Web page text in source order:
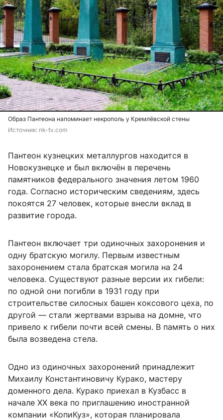
Образ Пантеона напоминает некрополь у Кремлёвской стены
Источник: nk-tv.com
Пантеон кузнецких металлургов находится в
Новокузнецке и был включён в перечень
памятников федерального значения летом 1960
года. Согласно историческим сведениям, здесь
покоятся 27 человек, которые внесли вклад в
развитие города.
Пантеон включает три одиночных захоронения и
одну братскую могилу. Первым известным
захоронением стала братская могила на 24
человека. Существуют разные версии их гибели:
по одной они погибли в 1931 году при
строительстве силосных башен коксового цеха, по
другой — стали жертвами взрыва на домне, что
привело к гибели почти всей смены. В память о них
была возведена стела.
Одно из одиночных захоронений принадлежит
Михаилу Константиновичу Курако, мастеру
доменного дела. Курако приехал в Кузбасс в
начале XX века по приглашению иностранной
компании «КопиКуз», которая планировала